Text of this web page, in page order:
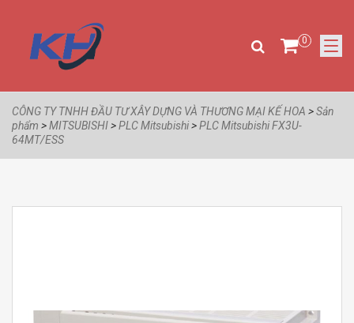
0
CÔNG TY TNHH ĐẦU TƯ XÂY DỰNG VÀ THƯƠNG MẠI KẾ HOA >Sản
phẩm >MITSUBISHI>PLC Mitsubishi>PLC Mitsubishi FX3U-
64MT/ESS